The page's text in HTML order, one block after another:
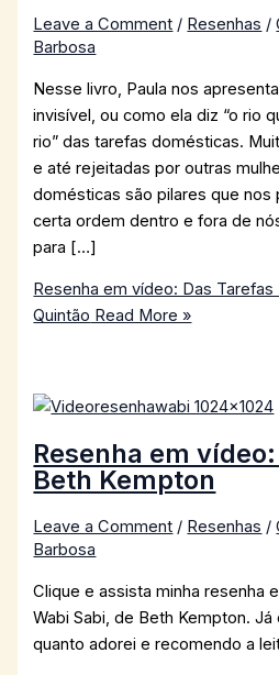
Leave a Comment / Resenhas /
Barbosa
Nesse livro, Paula nos
invisível, ou como ela diz “o rio
rio” das tarefas domésticas.
e até rejeitadas por outras
domésticas são pilares que nos
certa ordem dentro e fora de
para […]
Resenha em vídeo: Das
Quintão Read More »
Resenha em
Beth Kempton
Leave a Comment / Resenhas /
Barbosa
Clique e assista minha resenha
Wabi Sabi, de Beth Kempton.
quanto adorei e recomendo a